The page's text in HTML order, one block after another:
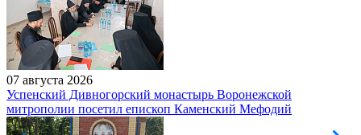
07 августа 2026
Успенский Дивногорский монастырь Воронежской
митрополии посетил епископ Каменский Мефодий